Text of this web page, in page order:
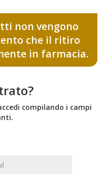
non vengono
che il ritiro
in farmacia.
compilando i campi